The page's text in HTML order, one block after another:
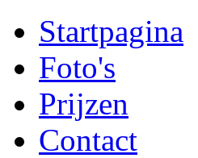
Startpagina
Foto's
Prijzen
Contact